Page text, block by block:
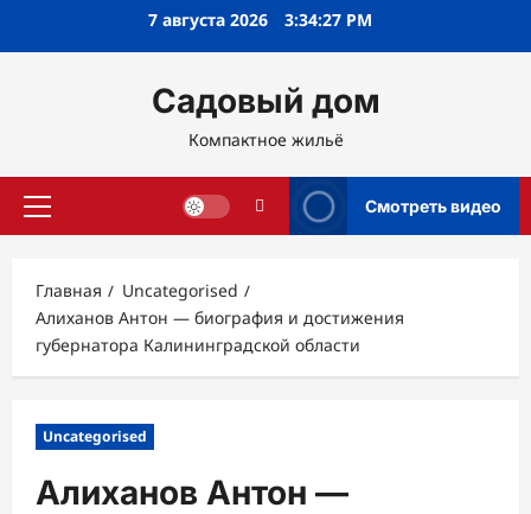
7 августа 2026 3:34:28 PM
Садовый дом
Компактное жильё
Основное
Смотреть видео
Главная
Uncategorised
Алиханов Антон — биография и достижения
губернатора Калининградской области
Uncategorised
Алиханов Антон —